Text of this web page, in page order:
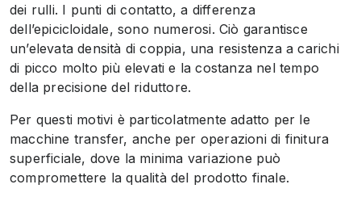
dei rulli. I punti di contatto, a differenza
dell’epicicloidale, sono numerosi. Ciò garantisce
un’elevata densità di coppia, una resistenza a carichi
di picco molto più elevati e la costanza nel tempo
della precisione del riduttore.
Per questi motivi è particolatmente adatto per le
macchine transfer, anche per operazioni di finitura
superficiale, dove la minima variazione può
compromettere la qualità del prodotto finale.